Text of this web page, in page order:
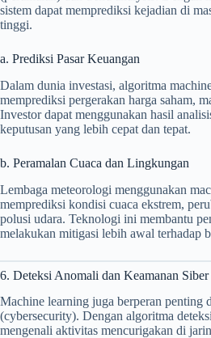
sistem dapat memprediksi kejadian di
tinggi.
a. Prediksi Pasar Keuangan
Dalam dunia investasi, algoritma
memprediksi pergerakan harga saham,
Investor dapat menggunakan hasil
keputusan yang lebih cepat dan tepat.
b. Peramalan Cuaca dan Lingkungan
Lembaga meteorologi menggunakan
memprediksi kondisi cuaca ekstrem,
polusi udara. Teknologi ini membantu
melakukan mitigasi lebih awal terhadap
6. Deteksi Anomali dan Keamanan Siber
Machine learning juga berperan penting
(cybersecurity). Dengan algoritma
mengenali aktivitas mencurigakan di